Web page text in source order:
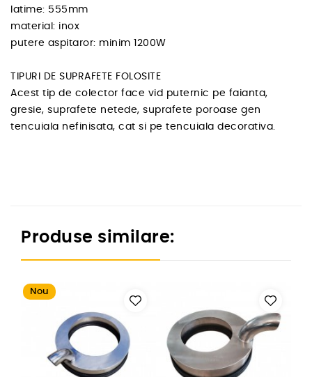
latime: 555mm
material: inox
putere aspitaror: minim 1200W
TIPURI DE SUPRAFETE FOLOSITE
Acest tip de colector face vid puternic pe faianta,
gresie, suprafete netede, suprafete poroase gen
tencuiala nefinisata, cat si pe tencuiala decorativa.
Produse similare:
Nou